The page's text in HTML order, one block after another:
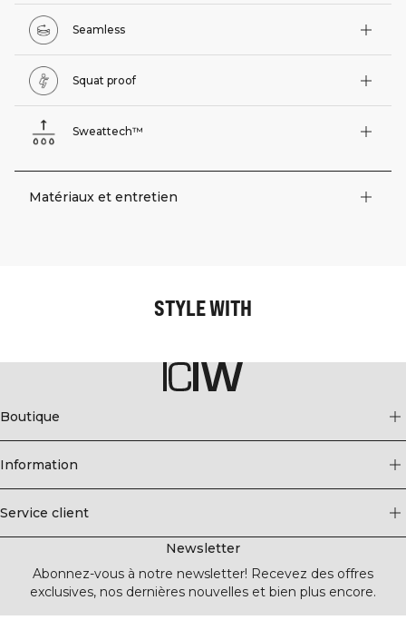
Seamless
Squat proof
Sweattech™
Matériaux et entretien
STYLE WITH
Boutique
Information
Service client
Newsletter
Abonnez-vous à notre newsletter! Recevez des offres
exclusives, nos dernières nouvelles et bien plus encore.